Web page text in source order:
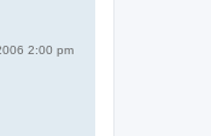
2:00 pm